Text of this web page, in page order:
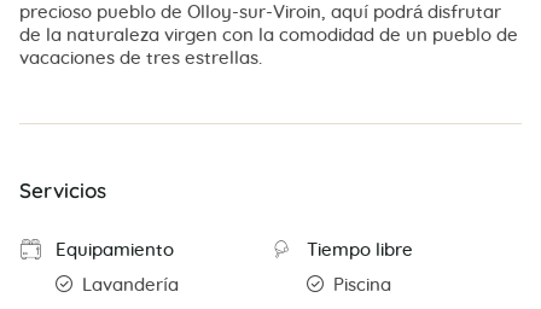
precioso pueblo de Olloy-sur-Viroin, aquí podrá disfrutar
de la naturaleza virgen con la comodidad de un pueblo de
vacaciones de tres estrellas.
Servicios
Equipamiento
Lavandería
Tiempo libre
Piscina